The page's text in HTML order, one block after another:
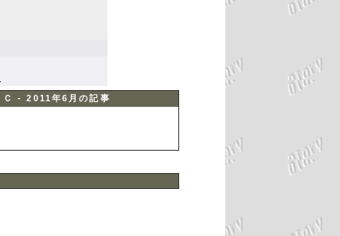
- 2011年6月の記事